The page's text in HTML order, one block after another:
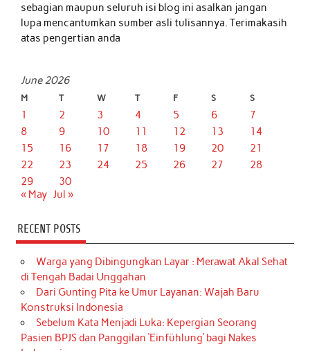
sebagian maupun seluruh isi blog ini asalkan jangan
lupa mencantumkan sumber asli tulisannya. Terimakasih
atas pengertian anda
June 2026
M T W T F S S
1 2 3 4 5 6
7
8
9 10 11 12 13
14
15
16 17 18 19 20
21
22
23 24 25 26 27
28
29
30
« May Jul »
RECENT POSTS
Warga yang Dibingungkan Layar : Merawat Akal Sehat
di Tengah Badai Unggahan
Dari Gunting Pita ke Umur Layanan: Wajah Baru
Konstruksi Indonesia
Sebelum Kata Menjadi Luka: Kepergian Seorang
Pasien BPJS dan Panggilan ‘Einfühlung’ bagi Nakes